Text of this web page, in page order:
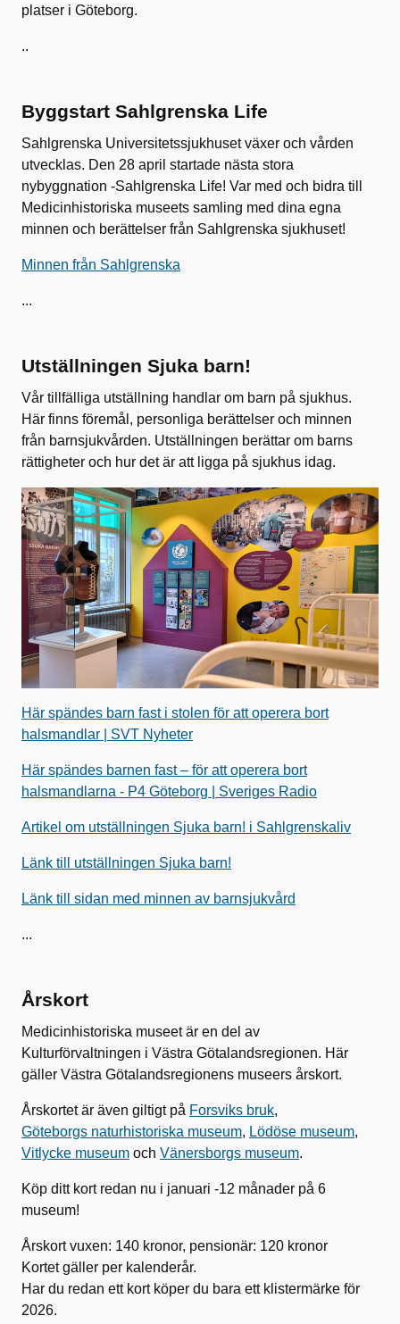
platser i Göteborg.
..
Byggstart Sahlgrenska Life
Sahlgrenska Universitetssjukhuset växer och vården
utvecklas. Den 28 april startade nästa stora
nybyggnation -Sahlgrenska Life! Var med och bidra till
Medicinhistoriska museets samling med dina egna
minnen och berättelser från Sahlgrenska sjukhuset!
Minnen från Sahlgrenska
...
Utställningen Sjuka barn!
Vår tillfälliga utställning handlar om barn på sjukhus.
Här finns föremål, personliga berättelser och minnen
från barnsjukvården. Utställningen berättar om barns
rättigheter och hur det är att ligga på sjukhus idag.
Här spändes barn fast i stolen för att operera bort
halsmandlar | SVT Nyheter
Här spändes barnen fast – för att operera bort
halsmandlarna - P4 Göteborg | Sveriges Radio
Artikel om utställningen Sjuka barn! i Sahlgrenskaliv
Länk till utställningen Sjuka barn!
Länk till sidan med minnen av barnsjukvård
...
Årskort
Medicinhistoriska museet är en del av
Kulturförvaltningen i Västra Götalandsregionen. Här
gäller Västra Götalandsregionens museers årskort.
Årskortet är även giltigt på Forsviks bruk,
Göteborgs naturhistoriska museum, Lödöse museum,
Vitlycke museum och Vänersborgs museum.
Köp ditt kort redan nu i januari -12 månader på 6
museum!
Årskort vuxen: 140 kronor, pensionär: 120 kronor
Kortet gäller per kalenderår.
Har du redan ett kort köper du bara ett klistermärke för
2026.